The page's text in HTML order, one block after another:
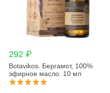
292 ₽
Botavikos. Бергамот, 100%
эфирное масло. 10 мл